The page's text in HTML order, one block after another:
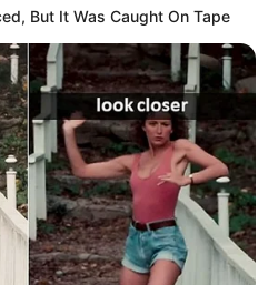
But It Was Caught On Tape